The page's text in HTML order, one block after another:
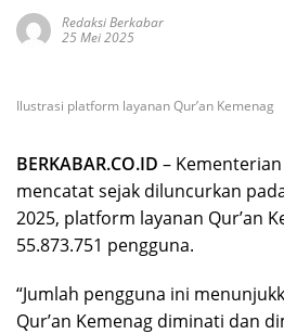
Redaksi Berkabar
25 Mei 2025
Ilustrasi platform layanan Qur’an Kemenag
BERKABAR.CO.ID –
mencatat sejak diluncurkan
2025, platform layanan Qur’an
55.873.751 pengguna.
“Jumlah pengguna ini
Qur’an Kemenag diminati dan